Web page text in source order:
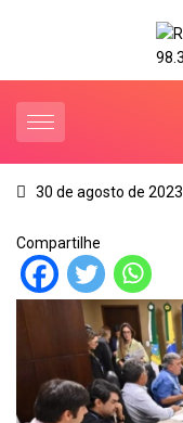
30 de agosto de 2023
Compartilhe